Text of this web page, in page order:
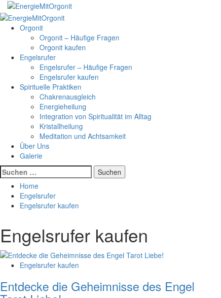
Skip
to
content
Primary
Menu Orgonit
Orgonit – Häufige Fragen
Orgonit kaufen
Engelsrufer
Engelsrufer – Häufige Fragen
Engelsrufer kaufen
Spirituelle Praktiken
Chakrenausgleich
Energieheilung
Integration von Spiritualität im Alltag
Kristallheilung
Meditation und Achtsamkeit
Über Uns
Galerie
Suchen
nach:
Home
Engelsrufer
Engelsrufer kaufen
Engelsrufer kaufen
Engelsrufer kaufen
Entdecke die Geheimnisse des Engel